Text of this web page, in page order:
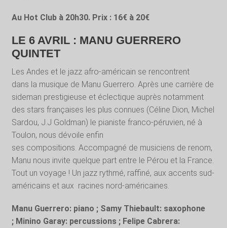
Au Hot Club à 20h30. Prix : 16€ à 20€
LE 6 AVRIL : MANU GUERRERO
QUINTET
Les Andes et le jazz afro-américain se rencontrent
dans la musique de Manu Guerrero. Après une carrière de
sideman prestigieuse et éclectique auprès notamment
des stars françaises les plus connues (Céline Dion, Michel
Sardou, J.J Goldman) le pianiste franco-péruvien, né à
Toulon, nous dévoile enfin
ses compositions. Accompagné de musiciens de renom,
Manu nous invite quelque part entre le Pérou et la France.
Tout un voyage ! Un jazz rythmé, raffiné, aux accents sud-
américains et aux racines nord-américaines.
Manu Guerrero: piano ; Samy Thiebault: saxophone
; Minino Garay: percussions ; Felipe Cabrera: